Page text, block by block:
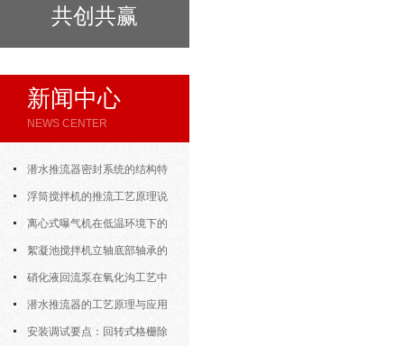
共创共赢
新闻中心
NEWS CENTER
潜水推流器密封系统的结构特
点与渗漏故障处理
浮筒搅拌机的推流工艺原理说
明 离心式曝气机在低温环境下的
运行特性与防冻措施
絮凝池搅拌机立轴底部轴承的
密封防水与免维护设计
硝化液回流泵在氧化沟工艺中
的布置位置对回流效果的影响
潜水推流器的工艺原理与应用
逻辑安装调试要点：回转式格栅除